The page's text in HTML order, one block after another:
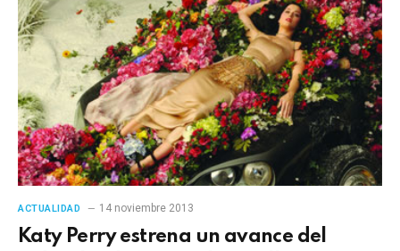
ACTUALIDAD 14 noviembre 2013
Katy Perry estrena un avance del